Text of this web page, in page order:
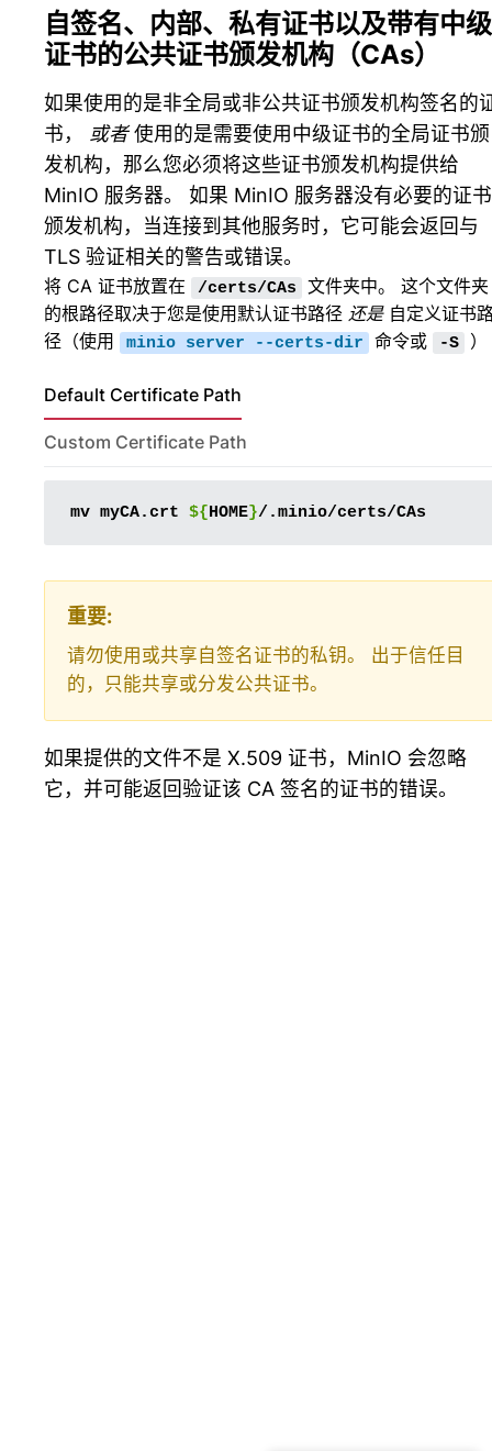
自签名、内部、私有证书以及带有中级
证书的公共证书颁发机构（CAs）
如果使用的是非全局或非公共证书颁发机构签名的
书， 或者使用的是需要使用中级证书的全局证书颁
发机构，那么您必须将这些证书颁发机构提供给
MinIO 服务器。 如果 MinIO 服务器没有必要的证书
颁发机构，当连接到其他服务时，它可能会返回与
TLS 验证相关的警告或错误。
将 CA 证书放置在 /certs/CAs
文件夹中。 这个文件夹
的根路径取决于您是使用默认证书路径 还是自定义证书
径（使用
minio server --certs-dir 命令或 -S ）
Default Certificate Path
mv myCA.crt ${HOME}
Custom Certificate Path
重要
请勿使用或共享自签名证书的私钥。 出于信任目
的，只能共享或分发公共证书。
如果提供的文件不是 X.509 证书，MinIO 会忽略
它，并可能返回验证该 CA 签名的证书的错误。